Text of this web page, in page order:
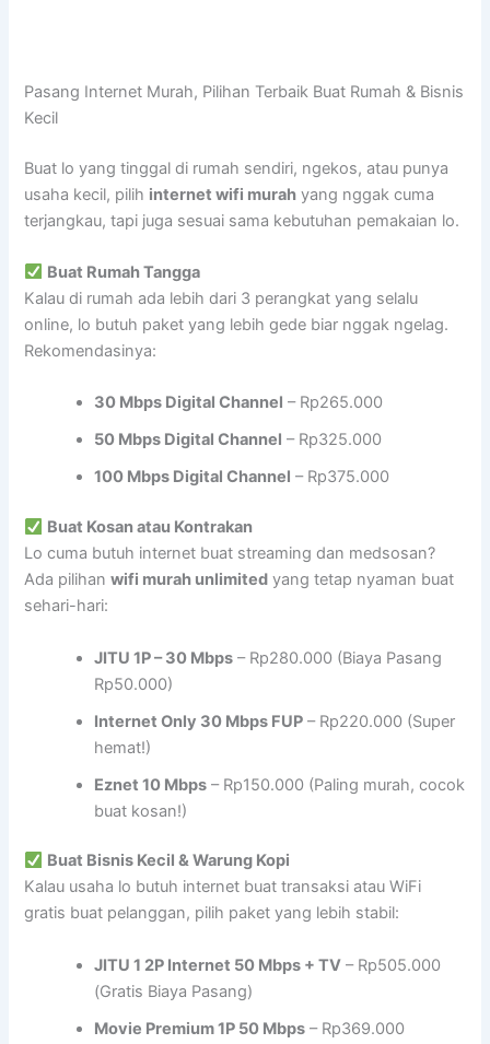
Pasang Internet Murah, Pilihan Terbaik Buat Rumah & Bisnis
Kecil
Buat lo yang tinggal di rumah sendiri, ngekos, atau punya
usaha kecil, pilih internet wifi murah yang nggak cuma
terjangkau, tapi juga sesuai sama kebutuhan pemakaian lo.
Buat Rumah Tangga
Kalau di rumah ada lebih dari 3 perangkat yang selalu
online, lo butuh paket yang lebih gede biar nggak ngelag.
Rekomendasinya:
30 Mbps Digital Channel – Rp265.000
50 Mbps Digital Channel – Rp325.000
100 Mbps Digital Channel – Rp375.000
Buat Kosan atau Kontrakan
Lo cuma butuh internet buat streaming dan medsosan?
Ada pilihanwifi murah unlimited yang tetap nyaman buat
sehari-hari:
JITU 1P – 30 Mbps – Rp280.000 (Biaya Pasang
Rp50.000)
Internet Only 30 Mbps FUP – Rp220.000 (Super
hemat!)
Eznet 10 Mbps – Rp150.000 (Paling murah, cocok
buat kosan!)
Buat Bisnis Kecil & Warung Kopi
Kalau usaha lo butuh internet buat transaksi atau WiFi
gratis buat pelanggan, pilih paket yang lebih stabil:
JITU 1 2P Internet 50 Mbps + TV – Rp505.000
(Gratis Biaya Pasang)
Movie Premium 1P 50 Mbps – Rp369.000